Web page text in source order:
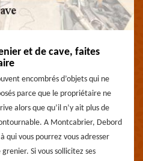
et de cave, faites
encombrés d’objets qui ne
parce que le propriétaire ne
alors que qu’il n’y ait plus de
A Montcabrier, Debord
qui vous pourrez vous adresser
Si vous sollicitez ses